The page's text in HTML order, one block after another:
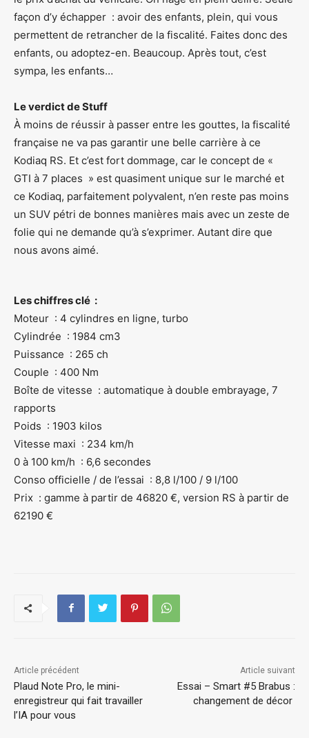
façon d’y échapper : avoir des enfants, plein, qui vous
permettent de retrancher de la fiscalité. Faites donc des
enfants, ou adoptez-en. Beaucoup. Après tout, c’est
sympa, les enfants…
Le verdict de Stuff
À moins de réussir à passer entre les gouttes, la fiscalité
française ne va pas garantir une belle carrière à ce
Kodiaq RS. Et c’est fort dommage, car le concept de «
GTI à 7 places » est quasiment unique sur le marché et
ce Kodiaq, parfaitement polyvalent, n’en reste pas moins
un SUV pétri de bonnes manières mais avec un zeste de
folie qui ne demande qu’à s’exprimer. Autant dire que
nous avons aimé.
Les chiffres clé :
Moteur : 4 cylindres en ligne, turbo
Cylindrée : 1984 cm3
Puissance : 265 ch
Couple : 400 Nm
Boîte de vitesse : automatique à double embrayage, 7
rapports
Poids : 1903 kilos
Vitesse maxi : 234 km/h
0 à 100 km/h : 6,6 secondes
Conso officielle / de l’essai : 8,8 l/100 / 9 l/100
Prix : gamme à partir de 46820 €, version RS à partir de
62190 €
Article précédent
Plaud Note Pro, le mini-
enregistreur qui fait travailler
l’IA pour vous
Article suivant
Essai – Smart #5 Brabus :
changement de décor